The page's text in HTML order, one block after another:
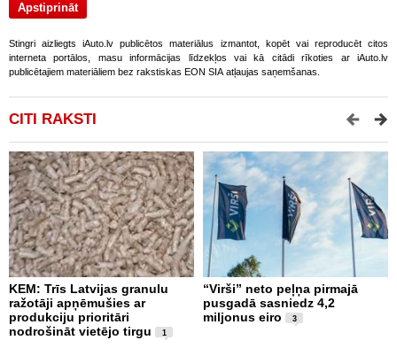
Stingri aizliegts iAuto.lv publicētos materiālus izmantot, kopēt vai reproducēt citos
interneta portālos, masu informācijas līdzekļos vai kā citādi rīkoties ar iAuto.lv
publicētajiem materiāliem bez rakstiskas EON SIA atļaujas saņemšanas.
CITI RAKSTI
KEM: Trīs Latvijas granulu
ražotāji apņēmušies ar
produkciju prioritāri
nodrošināt vietējo tirgu
1
“Virši” neto peļņa pirmajā
pusgadā sasniedz 4,2
miljonus eiro
3